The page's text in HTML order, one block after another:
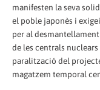
manifesten la seva
el poble japonès i
per al
de les centrals nuclears
paralització del
magatzem temporal